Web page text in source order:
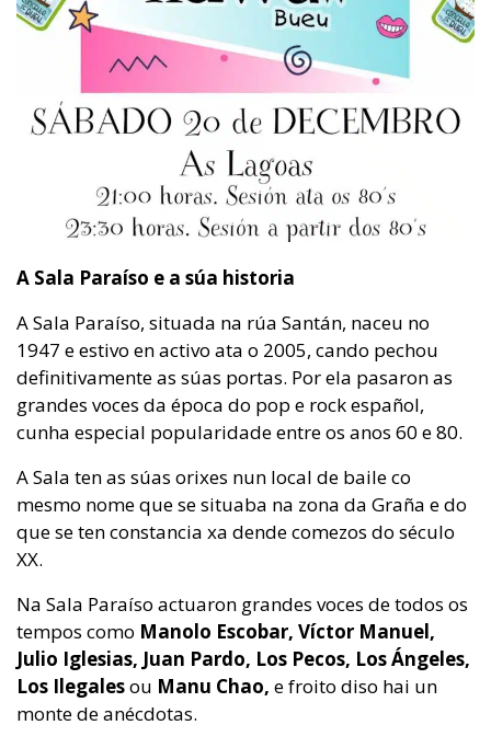
A Sala Paraíso e a súa historia
A Sala Paraíso, situada na rúa Santán, naceu no
1947 e estivo en activo ata o 2005, cando pechou
definitivamente as súas portas. Por ela pasaron as
grandes voces da época do pop e rock español,
cunha especial popularidade entre os anos 60 e 80.
A Sala ten as súas orixes nun local de baile co
mesmo nome que se situaba na zona da Graña e do
que se ten constancia xa dende comezos do século
XX.
Na Sala Paraíso actuaron grandes voces de todos os
tempos como Manolo Escobar, Víctor Manuel,
Julio Iglesias, Juan Pardo, Los Pecos, Los Ángeles,
Los Ilegalesou Manu Chao, e froito diso hai un
monte de anécdotas.